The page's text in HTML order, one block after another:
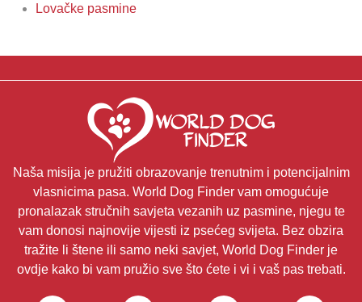
Lovačke pasmine
Naša misija je pružiti obrazovanje trenutnim i potencijalnim
vlasnicima pasa. World Dog Finder vam omogućuje
pronalazak stručnih savjeta vezanih uz pasmine, njegu te
vam donosi najnovije vijesti iz psećeg svijeta. Bez obzira
tražite li štene ili samo neki savjet, World Dog Finder je
ovdje kako bi vam pružio sve što ćete i vi i vaš pas trebati.